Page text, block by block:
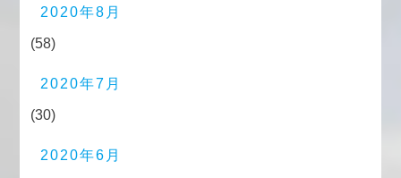
2020年8月
(58)
2020年7月
(30)
2020年6月